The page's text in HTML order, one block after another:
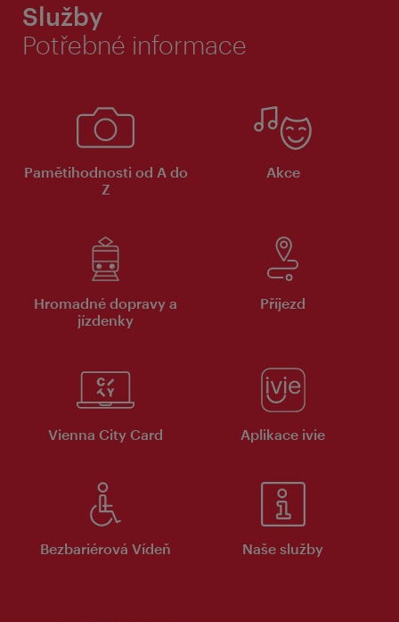
Služby
Potřebné informace
Pamětihodnosti od A do
Z
Akce
Hromadné dopravy a
jízdenky
Příjezd
Vienna City Card Aplikace ivie
Bezbariérová Vídeň Naše služby